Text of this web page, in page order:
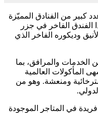
كبير من الفنادق المميّزة
الفندق الفاخر في جزر
وديكوره الفاخر الذي
والمرافق، بما
المأكولات العالمية
ومنعشة. وهو من
في المتاجر الموجودة